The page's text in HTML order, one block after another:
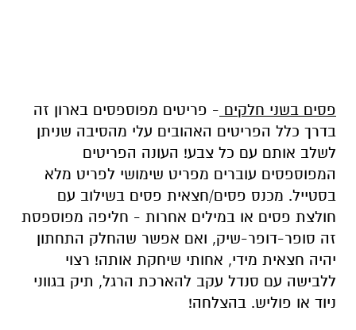
פסים בשני חלקים - פריטים מפוספסים בארון זה
בדרך כלל הפריטים האהובים עלי מהסיבה שניתן
לשלב אותם עם כל צבע! העונה הפריטים
המפוספסים עוברים מפריט שימושי לפריט מלא
בסטייל. מכנס פסים/חצאית פסים בשילוב עם
חולצת פסים או במילים אחרות - חליפה מפוספסת
זה סופר-דופר-שיק, ואם אפשר שהחלק התחתון
יהיה חצאית מידי, אחותי שיחקת אותה! רצוי
ללבישה עם סנדל עקב להארכת הרגל, תיק בגווני
ניוד או פוליש. בהצלחה!